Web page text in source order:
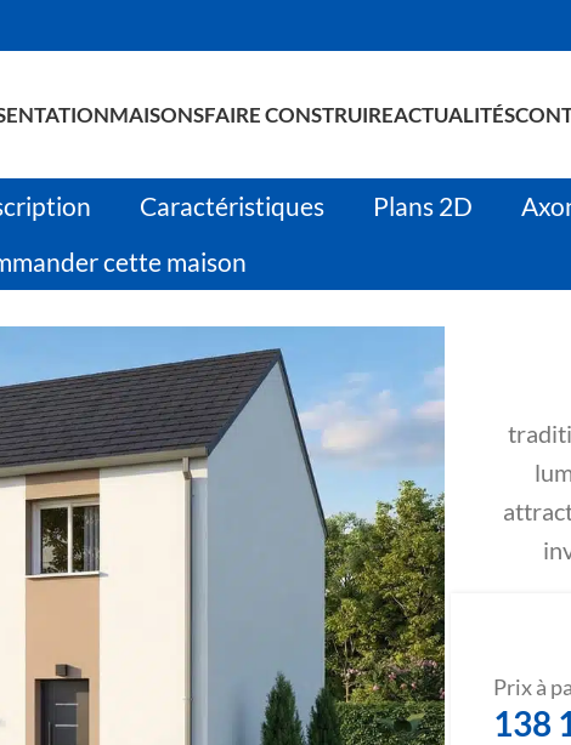
MAISONSFAIRE CONSTRUIREACTUALITÉS
Caractéristiques Plans 2D
cette maison
Prix à
138